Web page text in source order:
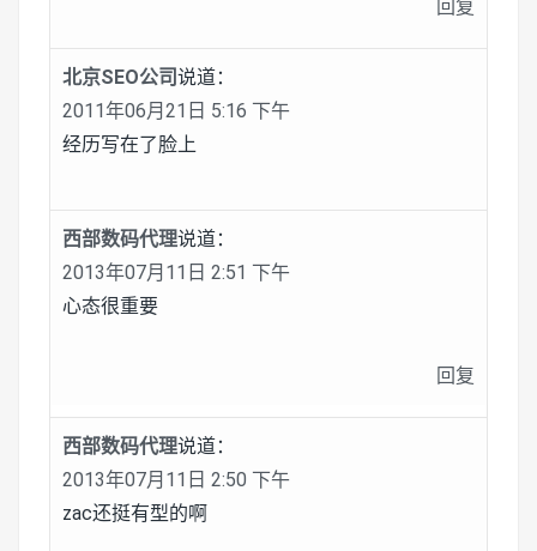
回复
北京SEO公司说道：
2011年06月21日 5:16 下午
经历写在了脸上
西部数码代理说道：
2013年07月11日 2:51 下午
心态很重要
回复
西部数码代理说道：
2013年07月11日 2:50 下午
zac还挺有型的啊